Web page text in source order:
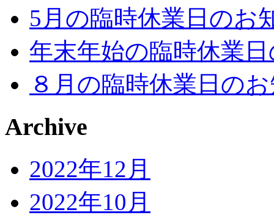
5月の臨時休業日のお
年末年始の臨時休業
８月の臨時休業日の
Archive
2022年12月
2022年10月